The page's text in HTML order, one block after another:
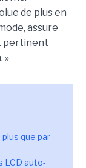
de plus en
assure
pertinent
»
que par
LCD auto-